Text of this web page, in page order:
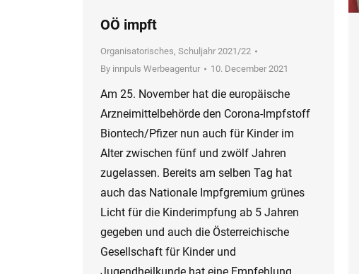
OÖ impft
Organisatorisches, Schuljahr 2021/22
By innpuls Werbeagentur 10. December 2021
Am 25. November hat die europäische
Arzneimittelbehörde den Corona-Impfstoff
Biontech/Pfizer nun auch für Kinder im
Alter zwischen fünf und zwölf Jahren
zugelassen. Bereits am selben Tag hat
auch das Nationale Impfgremium grünes
Licht für die Kinderimpfung ab 5 Jahren
gegeben und auch die Österreichische
Gesellschaft für Kinder und